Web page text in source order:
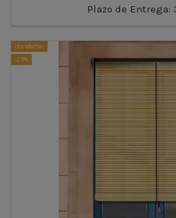
Plazo de Entrega:
¡En oferta!
-25%